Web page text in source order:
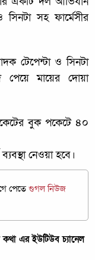
সহ ফার্মেসীর
টেপেন্টা ও সিনটা
মায়ের দোয়া
বুক পকেটে ৪০
নেওয়া হবে।
পেতেগুগল নিউজ
এর ইউটিউব চ্যানেল